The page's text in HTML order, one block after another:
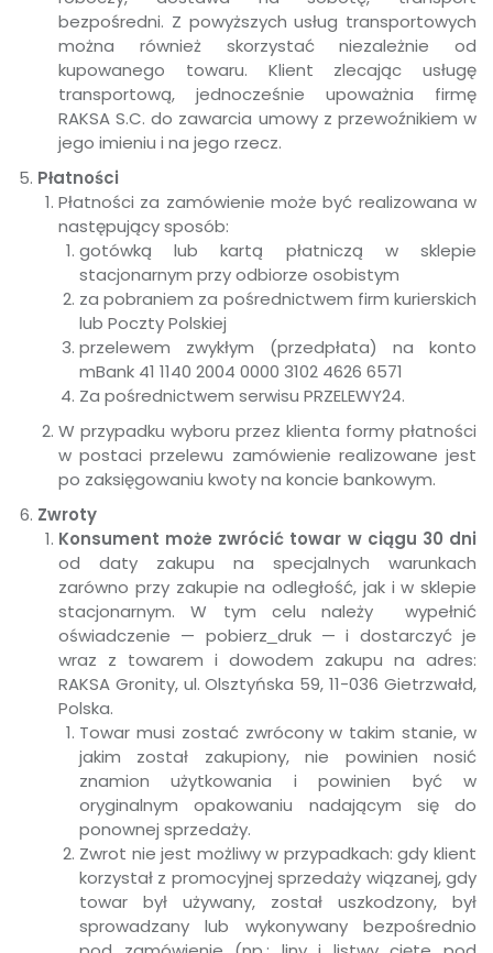
bezpośredni. Z powyższych usług transportowych
można również skorzystać niezależnie od
kupowanego towaru. Klient zlecając usługę
transportową, jednocześnie upoważnia firmę
RAKSA S.C. do zawarcia umowy z przewoźnikiem w
jego imieniu i na jego rzecz.
Płatności
Płatności za zamówienie może być realizowana w
następujący sposób:
gotówką lub kartą płatniczą w sklepie
stacjonarnym przy odbiorze osobistym
za pobraniem za pośrednictwem firm kurierskich
lub Poczty Polskiej
przelewem zwykłym (przedpłata) na konto
mBank 41 1140 2004 0000 3102 4626 6571
Za pośrednictwem serwisu PRZELEWY24.
W przypadku wyboru przez klienta formy płatności
w postaci przelewu zamówienie realizowane jest
po zaksięgowaniu kwoty na koncie bankowym.
Zwroty
Konsument może zwrócić towar w ciągu 30 dni
od daty zakupu na specjalnych warunkach
zarówno przy zakupie na odległość, jak i w sklepie
stacjonarnym. W tym celu należy wypełnić
oświadczenie — pobierz druk — i dostarczyć je
wraz z towarem i dowodem zakupu na adres:
RAKSA Gronity, ul. Olsztyńska 59, 11-036 Gietrzwałd,
Polska.
Towar musi zostać zwrócony w takim stanie, w
jakim został zakupiony, nie powinien nosić
znamion użytkowania i powinien być w
oryginalnym opakowaniu nadającym się do
ponownej sprzedaży.
Zwrot nie jest możliwy w przypadkach: gdy klient
korzystał z promocyjnej sprzedaży wiązanej, gdy
towar był używany, został uszkodzony, był
sprowadzany lub wykonywany bezpośrednio